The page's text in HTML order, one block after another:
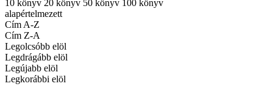
10 könyv 20 könyv 50 könyv 100 könyv
alapértelmezett
Cím A-Z
Cím Z-A
Legolcsóbb elöl
Legdrágább elöl
Legújabb elöl
Legkorábbi elöl